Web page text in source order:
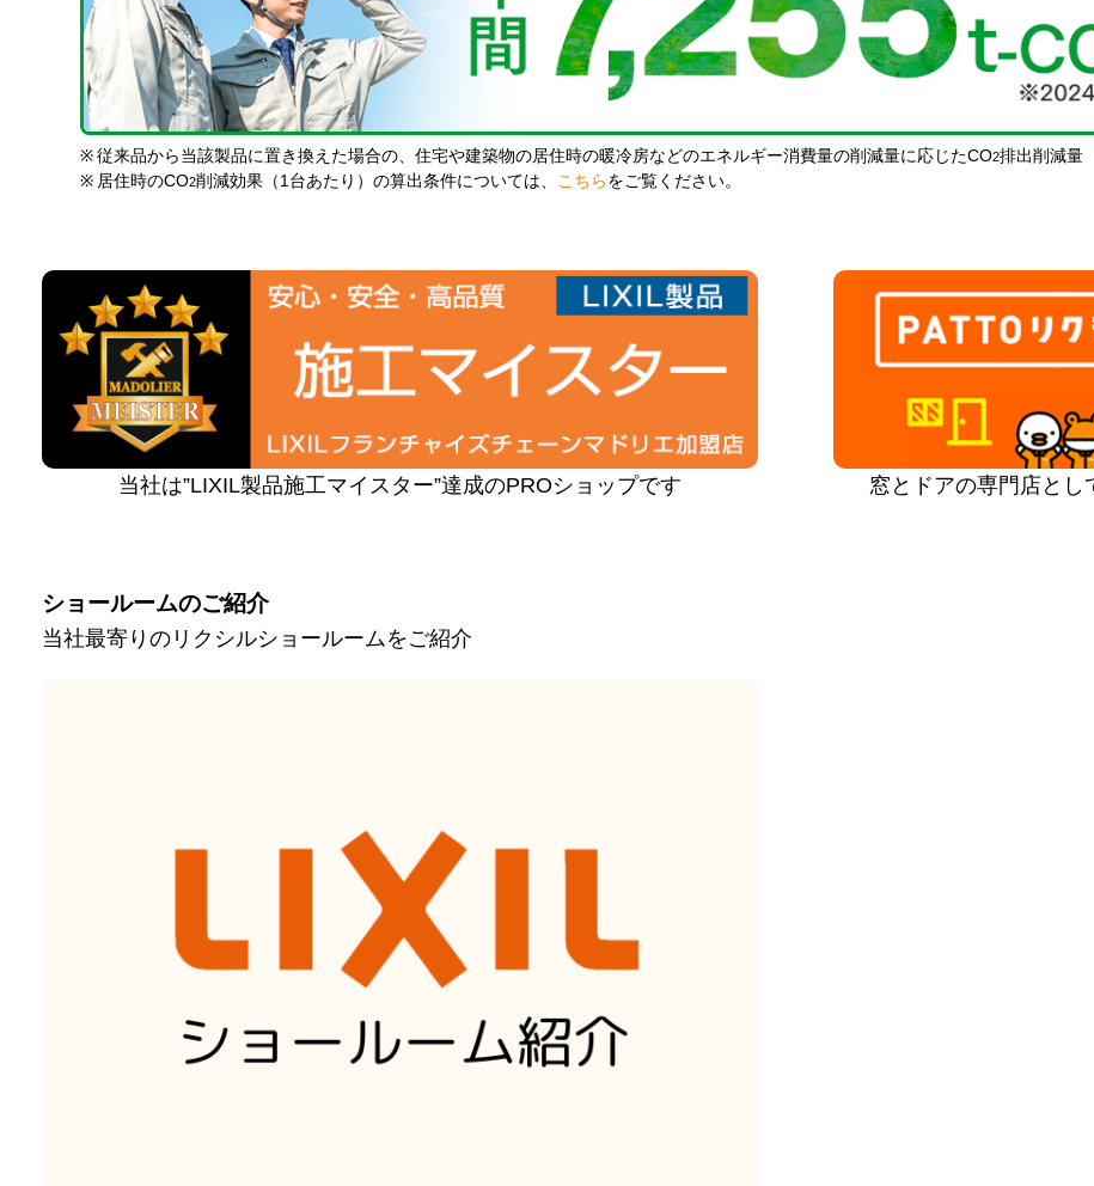
※ 従来品から当該製品に置き換えた場合の、住宅や建築物の居住時の暖冷房などのエネルギー消費量の削減量に応じたCO2排出削減量
※ 居住時のCO2削減効果（1台あたり）の算出条件については、 こちら をご覧ください。
当社は”LIXIL製品施工マイスター”達成のPROショップです 窓とドアの専門店とし
ショールームのご紹介
当社最寄りのリクシルショールームをご紹介